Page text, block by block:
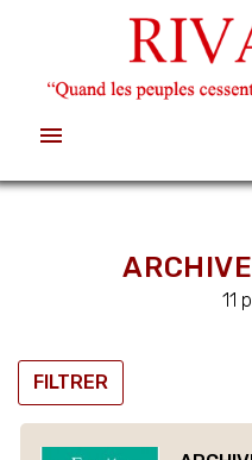

11
FILTRER